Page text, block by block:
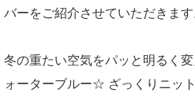
バーをご紹介させていただきます
冬の重たい空気をパッと明るく
ォーターブルー☆ ざっくりニッ